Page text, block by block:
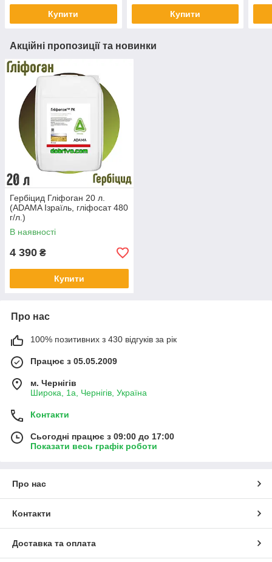
Купити Купити
Акційні пропозиції та новинки
Гербіцид Гліфоган 20 л.
(ADAMA Ізраїль, гліфосат 480
г/л.)
В наявності
4 390 ₴
Купити
Про нас
100% позитивних з 430 відгуків за рік
Працює з 05.05.2009
м. Чернігів
Широка, 1а, Чернігів, Україна
Контакти
Сьогодні працює з 09:00 до 17:00
Показати весь графік роботи
Про нас
Контакти
Доставка та оплата